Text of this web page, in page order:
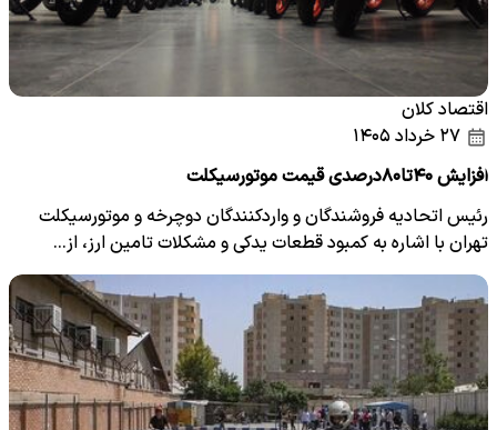
اقتصاد کلان
افزایش ۴۰تا۸۰درصدی قیمت موتورسیکلت
رئیس اتحادیه فروشندگان و واردکنندگان دوچرخه و موتورسیکلت
تهران با اشاره به کمبود قطعات یدکی و مشکلات تامین ارز، از…